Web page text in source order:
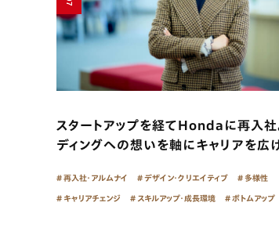
スタートアップを経てHondaに再入社
ディングへの想いを軸にキャリアを広
再入社・アルムナイ デザイン・クリエイティブ 多様性
キャリアチェンジ スキルアップ・成長環境 ボトムアップ